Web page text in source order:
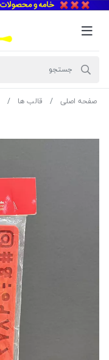
صفحه اصلی قالب ها